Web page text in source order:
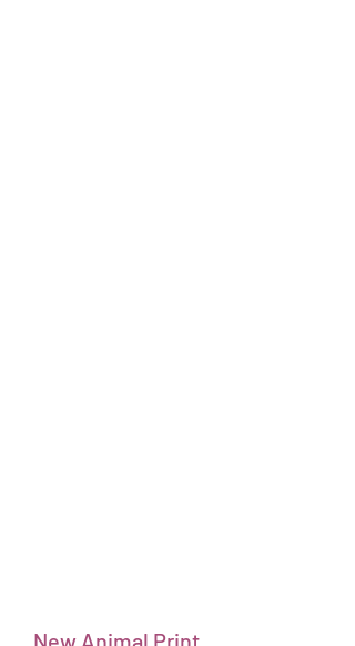
   New Animal Print